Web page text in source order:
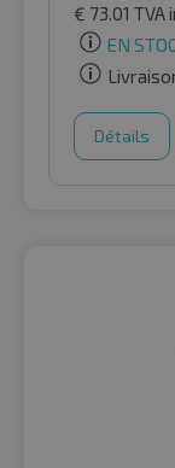
€ 73.01 TVA
EN
Détails